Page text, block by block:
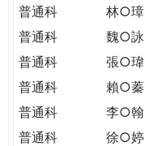
普通科
林○璋
普通科
魏○詠
普通科
張○瑋
普通科
賴○蓁
普通科
李○翰
普通科
徐○婷